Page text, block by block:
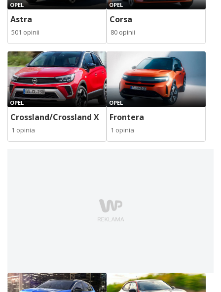
OPEL
Astra
501 opinii
OPEL
Corsa
80 opinii
OPEL
Crossland/Crossland X
1 opinia
OPEL
Frontera
1 opinia